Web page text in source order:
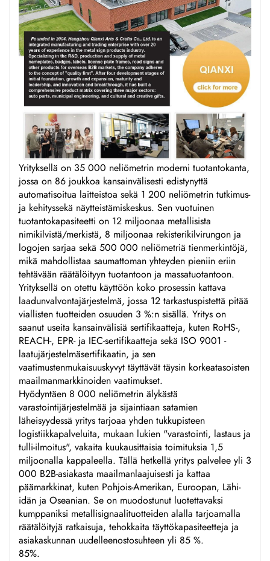
Yrityksellä on 35 000 neliömetrin moderni tuotantokanta,
jossa on 86 joukkoa kansainvälisesti edistynyttä
automatisoitua laitteistoa sekä 1 200 neliömetrin tutkimus-
ja kehityssekä näytteistämiskeskus. Sen vuotuinen
tuotantokapasiteetti on 12 miljoonaa metallisista
nimikilvistä/merkistä, 8 miljoonaa rekisterikilvirungon ja
logojen sarjaa sekä 500 000 neliömetriä tienmerkintöjä,
mikä mahdollistaa saumattoman yhteyden pieniin eriin
tehtävään räätälöityyn tuotantoon ja massatuotantoon.
Yrityksellä on otettu käyttöön koko prosessin kattava
laadunvalvontajärjestelmä, jossa 12 tarkastuspistettä pitää
viallisten tuotteiden osuuden 3 %:n sisällä. Yritys on
saanut useita kansainvälisiä sertifikaatteja, kuten RoHS-,
REACH-, EPR- ja IEC-sertifikaatteja sekä ISO 9001 -
laatujärjestelmäsertifikaatin, ja sen
vaatimustenmukaisuuskyvyt täyttävät täysin korkeatasoisten
maailmanmarkkinoiden vaatimukset.
Hyödyntäen 8 000 neliömetrin älykästä
varastointijärjestelmää ja sijaintiaan satamien
läheisyydessä yritys tarjoaa yhden tukkupisteen
logistiikkapalveluita, mukaan lukien "varastointi, lastaus ja
tulli-ilmoitus", vakaita kuukausittaisia toimituksia 1,5
miljoonalla kappaleella. Tällä hetkellä yritys palvelee yli 3
000 B2B-asiakasta maailmanlaajuisesti ja kattaa
päämarkkinat, kuten Pohjois-Amerikan, Euroopan, Lähi-
idän ja Oseanian. Se on muodostunut luotettavaksi
kumppaniksi metallisignaalituotteiden alalla tarjoamalla
räätälöityjä ratkaisuja, tehokkaita täyttökapasiteetteja ja
asiakaskunnan uudelleenostosuhteen yli 85 %.
85%.